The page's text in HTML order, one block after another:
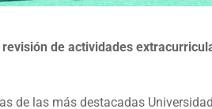
revisión de actividades
de las más destacadas